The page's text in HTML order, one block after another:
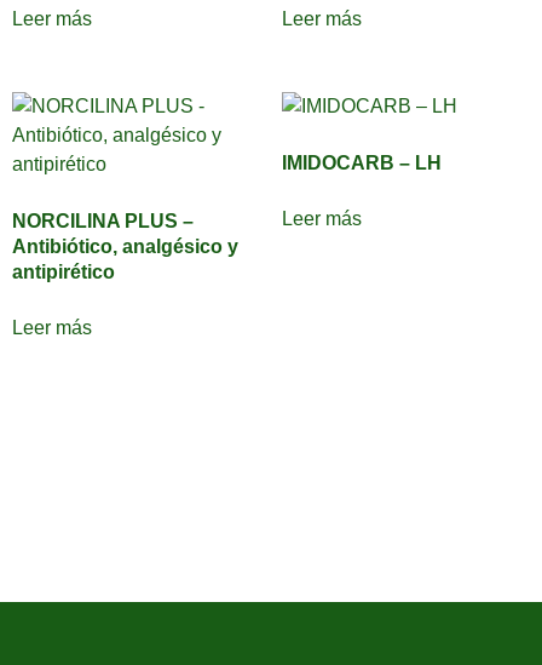
Leer más Leer más
NORCILINA PLUS –
Antibiótico, analgésico y
antipirético
Leer más
IMIDOCARB – LH
Leer más